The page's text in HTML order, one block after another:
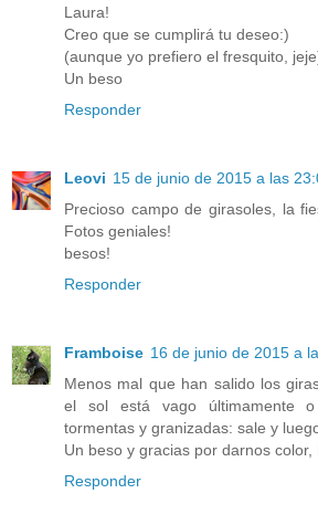
Laura!
Creo que se cumplirá tu deseo:)
(aunque yo prefiero el fresquito,
Un beso
Responder
Leovi 15 de junio de 2015 a las
Precioso campo de girasoles, la
Fotos geniales!
besos!
Responder
Framboise 16 de junio de 2015 a
Menos mal que han salido los
el sol está vago últimamente
tormentas y granizadas: sale y
Un beso y gracias por darnos color,
Responder